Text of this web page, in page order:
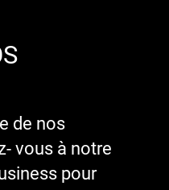
de nos
vous à notre
pour